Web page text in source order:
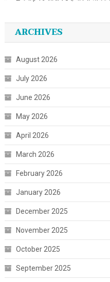
ARCHIVES
August 2026
July 2026
June 2026
May 2026
April 2026
March 2026
February 2026
January 2026
December 2025
November 2025
October 2025
September 2025